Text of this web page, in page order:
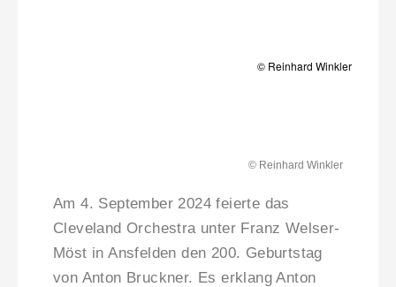
© Reinhard Winkler
© Reinhard Winkler
Am 4. September 2024 feierte das
Cleveland Orchestra unter Franz Welser-
Möst in Ansfelden den 200. Geburtstag
von Anton Bruckner. Es erklang Anton